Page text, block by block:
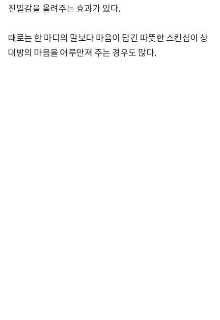
친밀감을 올려주는 효과가 있다.
때로는 한 마디의 말보다 마음이 담긴 따뜻한 스킨십이 상
대방의 마음을 어루만져 주는 경우도 많다.